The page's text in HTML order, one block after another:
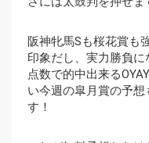
阪神牝馬Sも桜花賞も
印象だし、実力勝負
点数で的中出来る
い今週の皐月賞の予
す！